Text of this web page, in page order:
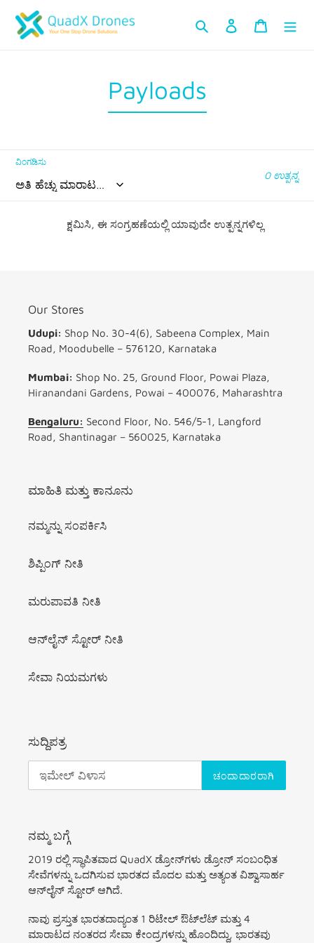
ವಿಷಯಕ್ಕೆ
ತೆರಳಿ
ಹುಡುಕಿ Kannada
ಲಾಗ್ ಇನ್ ಮಾಡಿ
ಕಾರ್ಟ್
ಸಂ
ಗ್
ಹ
Payloads
ವಿಂಗಡಿಸು
0 ಉತ್ಪನ್ನ
ಕ್ಷಮಿಸಿ, ಈ ಸಂಗ್ರಹಣೆಯಲ್ಲಿ ಯಾವುದೇ ಉತ್ಪನ್ನಗಳಿಲ್ಲ
Our Stores
Udupi: Shop No. 30-4(6), Sabeena Complex, Main
Road, Moodubelle – 576120, Karnataka
Mumbai: Shop No. 25, Ground Floor, Powai Plaza,
Hiranandani Gardens, Powai – 400076, Maharashtra
Bengaluru: Second Floor, No. 546/5-1, Langford
Road, Shantinagar – 560025, Karnataka
ಮಾಹಿತಿ ಮತ್ತು ಕಾನೂನು
ನಮ್ಮನ್ನು ಸಂಪರ್ಕಿಸಿ
ಶಿಪ್ಪಿಂಗ್ ನೀತಿ
ಮರುಪಾವತಿ ನೀತಿ
ಆನ್‌ಲೈನ್ ಸ್ಟೋರ್ ನೀತಿ
ಸೇವಾ ನಿಯಮಗಳು
ಸುದ್ದಿಪತ್ರ
ಚಂದಾದಾರರಾಗಿ
ನಮ್ಮ ಬಗ್ಗೆ
2019 ರಲ್ಲಿ ಸ್ಥಾಪಿತವಾದ QuadX ಡ್ರೋನ್‌ಗಳು ಡ್ರೋನ್ ಸಂಬಂಧಿತ
ಸೇವೆಗಳನ್ನು ಒದಗಿಸುವ ಭಾರತದ ಮೊದಲ ಮತ್ತು ಅತ್ಯಂತ ವಿಶ್ವಾಸಾರ್ಹ
ಆನ್‌ಲೈನ್ ಸ್ಟೋರ್ ಆಗಿದೆ.
ನಾವು ಪ್ರಸ್ತುತ ಭಾರತದಾದ್ಯಂತ 1 ರಿಟೇಲ್ ಔಟ್‌ಲೆಟ್ ಮತ್ತು 4
ಮಾರಾಟದ ನಂತರದ ಸೇವಾ ಕೇಂದ್ರಗಳನ್ನು ಹೊಂದಿದ್ದು, ಭಾರತವು